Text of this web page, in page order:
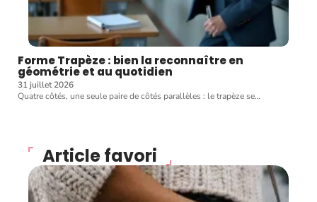
Forme Trapèze : bien la reconnaître en
géométrie et au quotidien
31 juillet 2026
Quatre côtés, une seule paire de côtés parallèles : le trapèze se…
Article favori